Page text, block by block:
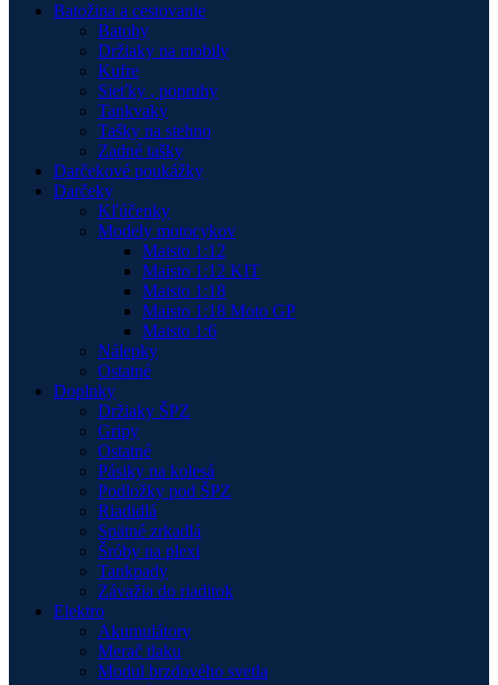
Batožina a cestovanie
Batohy
Držiaky na mobily
Kufre
Sieťky , popruhy
Tankvaky
Tašky na stehno
Zadné tašky
Darčekové poukážky
Darčeky
Kľúčenky
Modely motocykov
Maisto 1:12
Maisto 1:12 KIT
Maisto 1:18
Maisto 1:18 Moto GP
Maisto 1:6
Nálepky
Ostatné
Doplnky
Držiaky ŠPZ
Gripy
Ostatné
Pásiky na kolesá
Podložky pod ŠPZ
Riadidlá
Spätné zrkadlá
Šróby na plexi
Tankpady
Závažia do riaditok
Elektro
Akumulátory
Merač tlaku
Modul brzdového svetla